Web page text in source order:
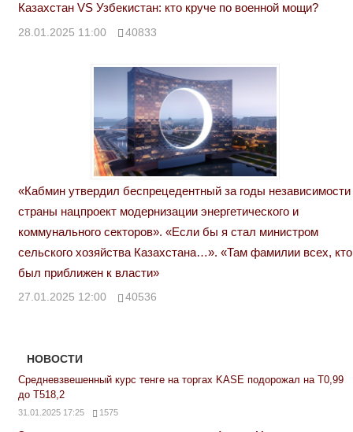
Казахстан VS Узбекистан: кто круче по военной мощи?
28.01.2025 11:00 40833
«Кабмин утвердил беспрецедентный за годы независимости
страны нацпроект модернизации энергетического и
коммунального секторов». «Если бы я стал министром
сельского хозяйства Казахстана…». «Там фамилии всех, кто
был приближен к власти»
27.01.2025 12:00 40536
НОВОСТИ
Средневзвешенный курс тенге на торгах KASE подорожал на Т0,99
до Т518,2
31.01.2025 17:25 1575